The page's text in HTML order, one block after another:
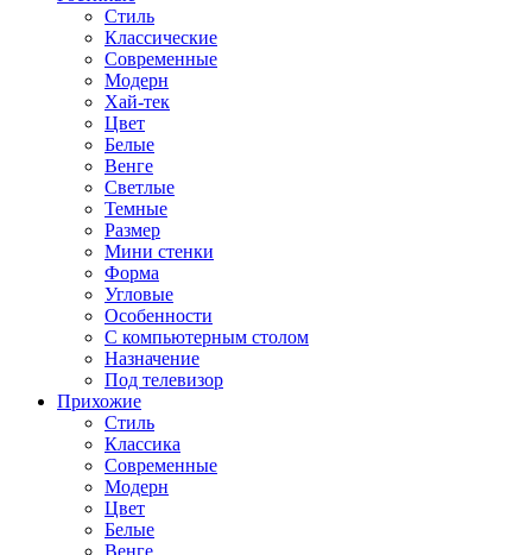
Стиль
Классические
Современные
Модерн
Хай-тек
Цвет
Белые
Венге
Светлые
Темные
Размер
Мини стенки
Форма
Угловые
Особенности
С компьютерным столом
Назначение
Под телевизор
Прихожие
Стиль
Классика
Современные
Модерн
Цвет
Белые
Венге